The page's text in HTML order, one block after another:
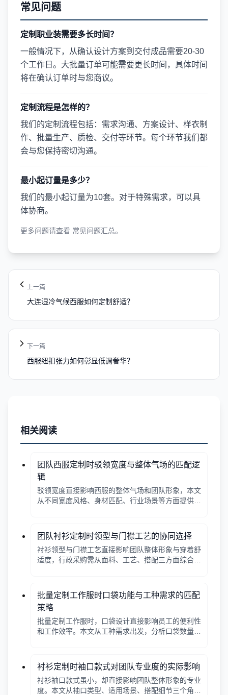
常见问题
定制职业装需要多长时间？
一般情况下，从确认设计方案到交付成品需要20-30
个工作日。大批量订单可能需要更长时间，具体时间
将在确认订单时与您商议。
定制流程是怎样的？
我们的定制流程包括：需求沟通、方案设计、样衣制
作、批量生产、质检、交付等环节。每个环节我们都
会与您保持密切沟通。
最小起订量是多少？
我们的最小起订量为10套。对于特殊需求，可以具
体协商。
更多问题请查看 常见问题汇总。
上一篇
大连湿冷气候西服如何定制舒适？
下一篇
西服纽扣张力如何彰显低调奢华？
相关阅读
团队西服定制时驳领宽度与整体气场的匹配逻
辑
驳领宽度直接影响西服的整体气场和团队形象，本文
从不同宽度风格、身材匹配、行业场景等方面提供选
团队衬衫定制时领型与门襟工艺的协同选择
衬衫领型与门襟工艺直接影响团队整体形象与穿着舒
适度，行政采购需从面料、工艺、搭配三方面综合考
批量定制工作服时口袋功能与工种需求的匹配
策略
批量定制工作服时，口袋设计直接影响员工的便利性
和工作效率。本文从工种需求出发，分析口袋数量、
衬衫定制时袖口款式对团队专业度的实际影响
衬衫袖口款式虽小，却直接影响团队整体形象的专业
度。本文从袖口类型、适用场景、搭配细节三个角